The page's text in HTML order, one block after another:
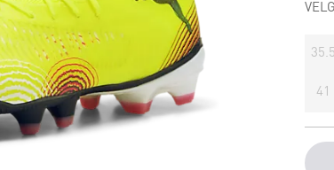
35.5
41